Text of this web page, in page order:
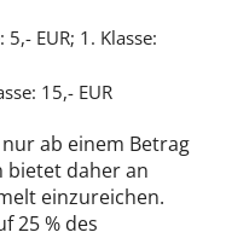
EUR; 1. Klasse:
15,- EUR
ab einem Betrag
bietet daher an
einzureichen.
25 % des